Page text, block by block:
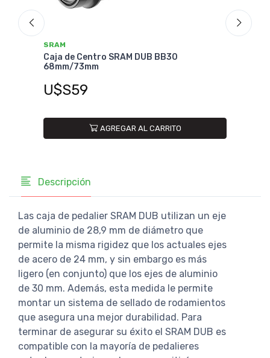
SRAM
Caja de Centro SRAM DUB BB30
68mm/73mm
U$S59
AGREGAR AL CARRITO
Descripción
Las caja de pedalier SRAM DUB utilizan un eje
de aluminio de 28,9 mm de diámetro que
permite la misma rigidez que los actuales ejes
de acero de 24 mm, y sin embargo es más
ligero (en conjunto) que los ejes de aluminio
de 30 mm. Además, esta medida le permite
montar un sistema de sellado de rodamientos
que asegura una mejor durabilidad. Para
terminar de asegurar su éxito el SRAM DUB es
compatible con la mayoría de pedalieres